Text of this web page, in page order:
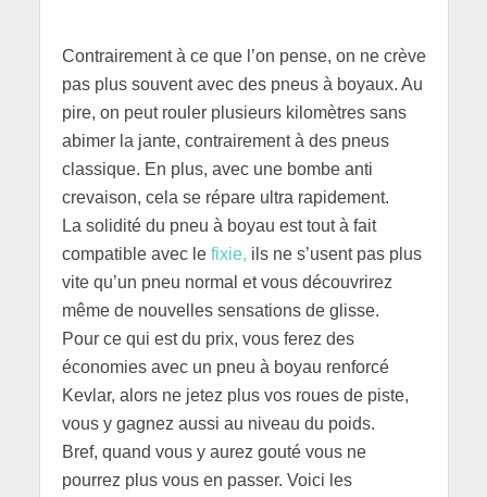
Contrairement à ce que l’on pense, on ne crève
pas plus souvent avec des pneus à boyaux. Au
pire, on peut rouler plusieurs kilomètres sans
abimer la jante, contrairement à des pneus
classique. En plus, avec une bombe anti
crevaison, cela se répare ultra rapidement.
La solidité du pneu à boyau est tout à fait
compatible avec le fixie, ils ne s’usent pas plus
vite qu’un pneu normal et vous découvrirez
même de nouvelles sensations de glisse.
Pour ce qui est du prix, vous ferez des
économies avec un pneu à boyau renforcé
Kevlar, alors ne jetez plus vos roues de piste,
vous y gagnez aussi au niveau du poids.
Bref, quand vous y aurez gouté vous ne
pourrez plus vous en passer. Voici les